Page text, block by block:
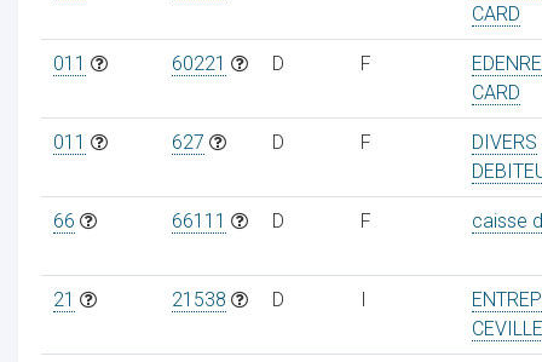
CARD
011 60221 D F
CARD
011 627 D F
DIVERS
66 66111 D F caisse
21 21538 D I